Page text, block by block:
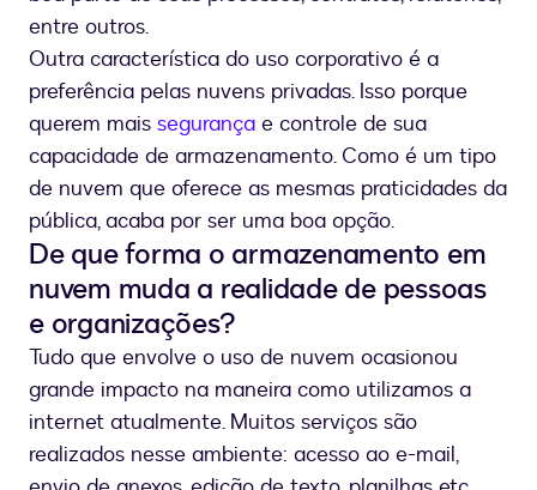
entre outros.
Outra característica do uso corporativo é a
preferência pelas nuvens privadas. Isso porque
querem mais segurança e controle de sua
capacidade de armazenamento. Como é um tipo
de nuvem que oferece as mesmas praticidades da
pública, acaba por ser uma boa opção.
De que forma o armazenamento em
nuvem muda a realidade de pessoas
e organizações?
Tudo que envolve o uso de nuvem ocasionou
grande impacto na maneira como utilizamos a
internet atualmente. Muitos serviços são
realizados nesse ambiente: acesso ao e-mail,